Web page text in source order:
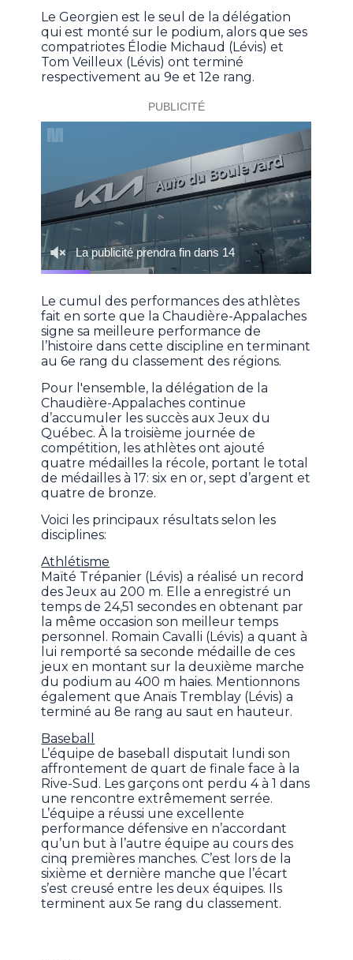
Le Georgien est le seul de la délégation
qui est monté sur le podium, alors que ses
compatriotes Élodie Michaud (Lévis) et
Tom Veilleux (Lévis) ont terminé
respectivement au 9e et 12e rang.
Le cumul des performances des athlètes
fait en sorte que la Chaudière-Appalaches
signe sa meilleure performance de
l’histoire dans cette discipline en terminant
au 6e rang du classement des régions.
Pour l'ensemble, la délégation de la
Chaudière-Appalaches continue
d’accumuler les succès aux Jeux du
Québec. À la troisième journée de
compétition, les athlètes ont ajouté
quatre médailles la récole, portant le total
de médailles à 17: six en or, sept d’argent et
quatre de bronze.
Voici les principaux résultats selon les
disciplines:
Athlétisme
Maïté Trépanier (Lévis) a réalisé un record
des Jeux au 200 m. Elle a enregistré un
temps de 24,51 secondes en obtenant par
la même occasion son meilleur temps
personnel. Romain Cavalli (Lévis) a quant à
lui remporté sa seconde médaille de ces
jeux en montant sur la deuxième marche
du podium au 400 m haies. Mentionnons
également que Anaïs Tremblay (Lévis) a
terminé au 8e rang au saut en hauteur.
Baseball
L’équipe de baseball disputait lundi son
affrontement de quart de finale face à la
Rive-Sud. Les garçons ont perdu 4 à 1 dans
une rencontre extrêmement serrée.
L’équipe a réussi une excellente
performance défensive en n’accordant
qu’un but à l’autre équipe au cours des
cinq premières manches. C’est lors de la
sixième et dernière manche que l’écart
s’est creusé entre les deux équipes. Ils
terminent aux 5e rang du classement.